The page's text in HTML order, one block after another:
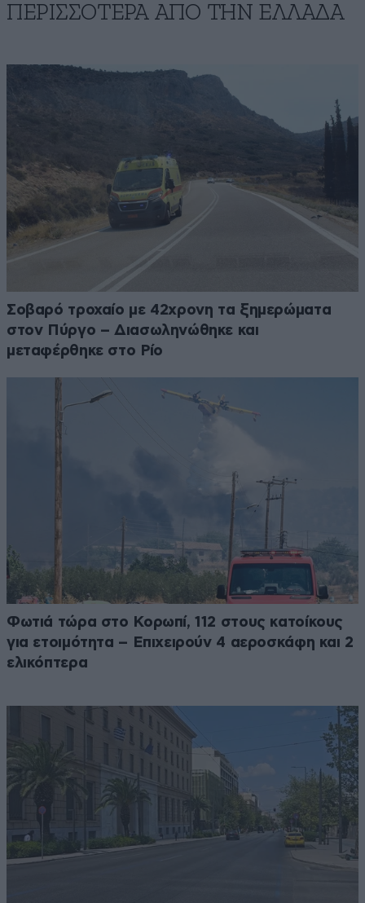
ΠΕΡΙΣΣΟΤΕΡΑ ΑΠΟ ΤΗΝ ΕΛΛΑΔΑ
Σοβαρό τροχαίο με 42χρονη τα ξημερώματα
στον Πύργο – Διασωληνώθηκε και
μεταφέρθηκε στο Ρίο
Φωτιά τώρα στο Κορωπί, 112 στους κατοίκους
για ετοιμότητα – Επιχειρούν 4 αεροσκάφη και 2
ελικόπτερα